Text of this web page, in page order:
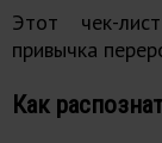
Этот чек-
привычка
Как